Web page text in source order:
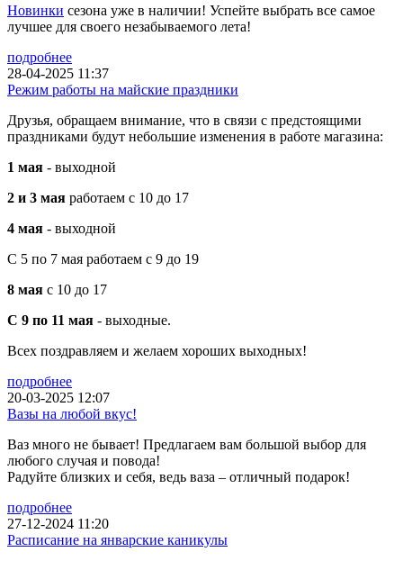
Новинки сезона уже в наличии! Успейте выбрать все самое
лучшее для своего незабываемого лета!
подробнее
28-04-2025 11:37
Режим работы на майские праздники
Друзья, обращаем внимание, что в связи с предстоящими
праздниками будут небольшие изменения в работе магазина:
1 мая - выходной
2 и 3 мая работаем с 10 до 17
4 мая - выходной
С 5 по 7 мая работаем с 9 до 19
8 мая с 10 до 17
С 9 по 11 мая - выходные.
Всех поздравляем и желаем хороших выходных!
подробнее
20-03-2025 12:07
Вазы на любой вкус!
Ваз много не бывает! Предлагаем вам большой выбор для
любого случая и повода!
Радуйте близких и себя, ведь ваза – отличный подарок!
подробнее
27-12-2024 11:20
Расписание на январские каникулы